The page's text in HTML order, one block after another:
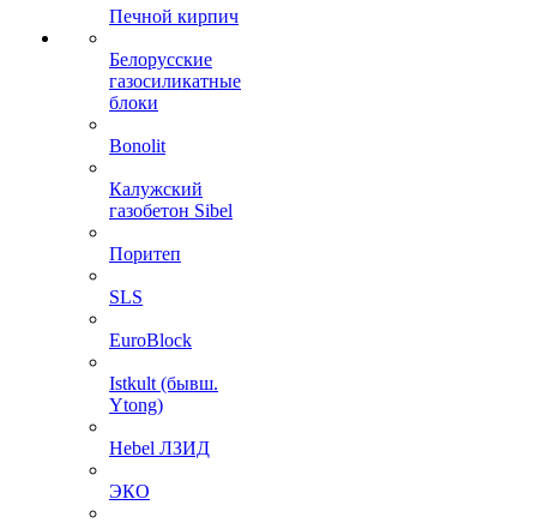
Печной кирпич
Белорусские
газосиликатные
блоки
Bonolit
Калужский
газобетон Sibel
Поритеп
SLS
EuroBlock
Istkult (бывш.
Ytong)
Hebel ЛЗИД
ЭКО